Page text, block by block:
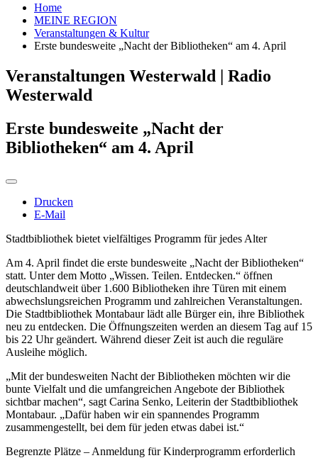
Home
MEINE REGION
Veranstaltungen & Kultur
Erste bundesweite „Nacht der Bibliotheken“ am 4. April
Veranstaltungen Westerwald | Radio
Westerwald
Erste bundesweite „Nacht der
Bibliotheken“ am 4. April
Drucken
E-Mail
Stadtbibliothek bietet vielfältiges Programm für jedes Alter
Am 4. April findet die erste bundesweite „Nacht der Bibliotheken“
statt. Unter dem Motto „Wissen. Teilen. Entdecken.“ öffnen
deutschlandweit über 1.600 Bibliotheken ihre Türen mit einem
abwechslungsreichen Programm und zahlreichen Veranstaltungen.
Die Stadtbibliothek Montabaur lädt alle Bürger ein, ihre Bibliothek
neu zu entdecken. Die Öffnungszeiten werden an diesem Tag auf 15
bis 22 Uhr geändert. Während dieser Zeit ist auch die reguläre
Ausleihe möglich.
„Mit der bundesweiten Nacht der Bibliotheken möchten wir die
bunte Vielfalt und die umfangreichen Angebote der Bibliothek
sichtbar machen“, sagt Carina Senko, Leiterin der Stadtbibliothek
Montabaur. „Dafür haben wir ein spannendes Programm
zusammengestellt, bei dem für jeden etwas dabei ist.“
Begrenzte Plätze – Anmeldung für Kinderprogramm erforderlich